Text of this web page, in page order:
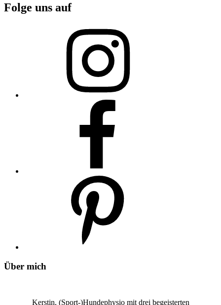
Folge uns auf
Über mich
Kerstin, (Sport-)Hundephysio mit drei begeisterten